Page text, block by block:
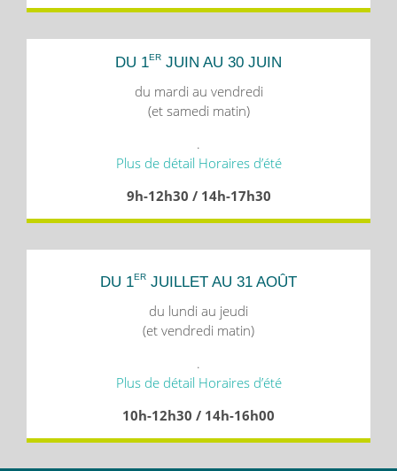
DU 1ER JUIN AU 30 JUIN
du mardi au vendredi
(et samedi matin)
.
Plus de détail Horaires d’été
9h-12h30 / 14h-17h30
DU 1ER JUILLET AU 31 AOÛT
du lundi au jeudi
(et vendredi matin)
.
Plus de détail Horaires d’été
10h-12h30 / 14h-16h00